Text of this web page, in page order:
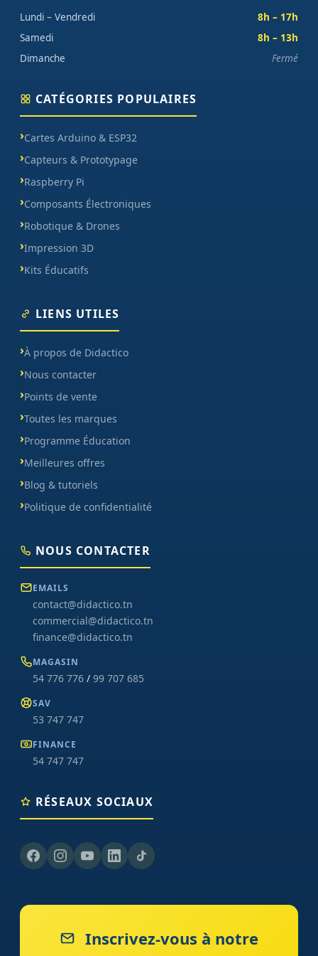
Lundi – Vendredi
8h – 17h
Samedi
8h – 13h
Dimanche
Fermé
CATÉGORIES POPULAIRES
Cartes Arduino & ESP32
Capteurs & Prototypage
Raspberry Pi
Composants Électroniques
Robotique & Drones
Impression 3D
Kits Éducatifs
LIENS UTILES
À propos de Didactico
Nous contacter
Points de vente
Toutes les marques
Programme Éducation
Meilleures offres
Blog & tutoriels
Politique de confidentialité
NOUS CONTACTER
EMAILS
contact@didactico.tn
commercial@didactico.tn
finance@didactico.tn
MAGASIN
54 776 776 / 99 707 685
SAV
53 747 747
FINANCE
54 747 747
RÉSEAUX SOCIAUX
Inscrivez-vous à notre